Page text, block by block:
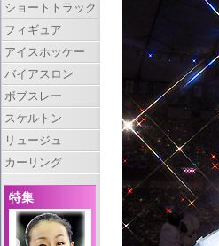
ショートトラック
フィギュア
アイスホッケー
バイアスロン
ボブスレー
スケルトン
リュージュ
カーリング
特集